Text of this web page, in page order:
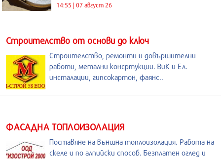
14:55 | 07 август 26
Строителство от основи до ключ
Строителство, ремонти и довършителни
работи, метални консртукции. ВиК и Ел.
инсталации, гипсокартон, фаянс..
ФАСАДНА ТОПЛОИЗОЛАЦИЯ
Поставяне на външна топлоизолация. Работа на
скеле и по алпийски способ. Безплатен оглед и